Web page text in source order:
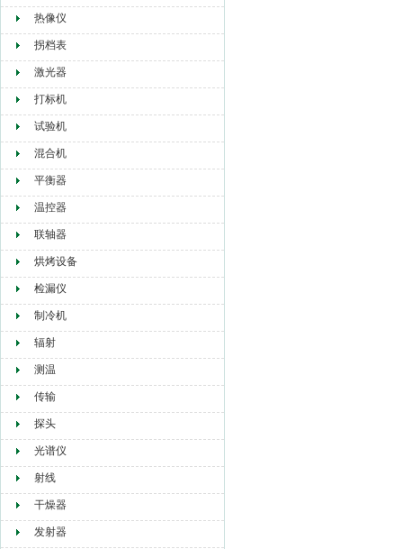
热像仪
拐档表
激光器
打标机
试验机
混合机
平衡器
温控器
联轴器
烘烤设备
检漏仪
制冷机
辐射
测温
传输
探头
光谱仪
射线
干燥器
发射器